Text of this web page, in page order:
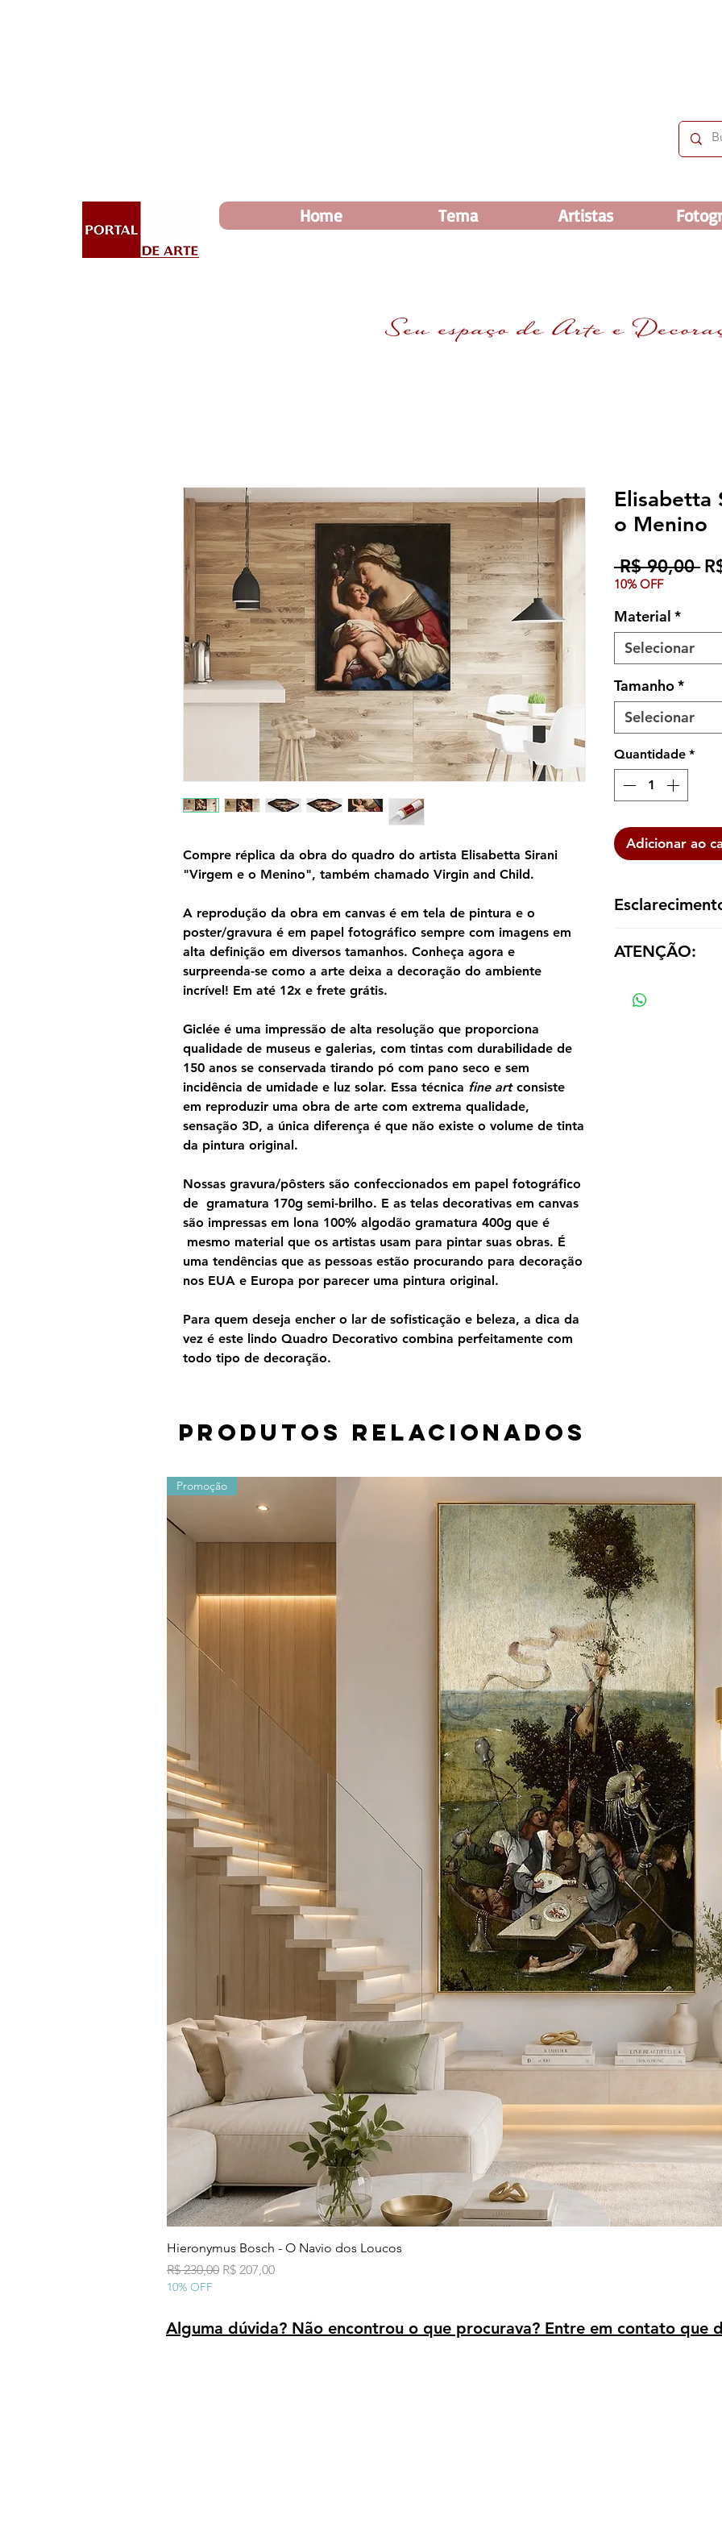
Home Tema Artistas
Compre réplica da obra do quadro do artista Elisabetta Sirani
"Virgem e o Menino", também chamado Virgin and Child.
A reprodução da obra em canvas é em tela de pintura e o
poster/gravura é em papel fotográfico sempre com imagens em
alta definição em diversos tamanhos. Conheça agora e
surpreenda-se como a arte deixa a decoração do ambiente
incrível! Em até 12x e frete grátis.
Giclée é uma impressão de alta resolução que proporciona
qualidade de museus e galerias, com tintas com durabilidade de
150 anos se conservada tirando pó com pano seco e sem
incidência de umidade e luz solar. Essa técnica fine artconsiste
em reproduzir uma obra de arte com extrema qualidade,
sensação 3D, a única diferença é que não existe o volume de tinta
da pintura original.
Nossas gravura/pôsters são confeccionados em papel fotográfico
de gramatura 170g semi-brilho. E as telas decorativas em canvas
são impressas em lona 100% algodão gramatura 400g que é
mesmo material que os artistas usam para pintar suas obras. É
uma tendências que as pessoas estão procurando para decoração
nos EUA e Europa por parecer uma pintura original.
Para quem deseja encher o lar de sofisticação e beleza, a dica da
vez é este lindo Quadro Decorativo combina perfeitamente com
todo tipo de decoração.
Elisabetta
o Menino
R$ 90,00
10% OFF
Material *
Selecionar
Tamanho*
Selecionar
Quantidade *
Adicionar ao
dentro de um tubo
ATENÇÃO:
tamanho e material
Os valores sofrem alterações devido ao material e tamanho
Produtos relacionados
Promoção
Hieronymus Bosch - O Navio dos Loucos
Preço normal
R$ 230,00 Preço promocional
R$ 207,00
10% OFF
Alguma dúvida? Não encontrou o que procurava? Entre em contato que